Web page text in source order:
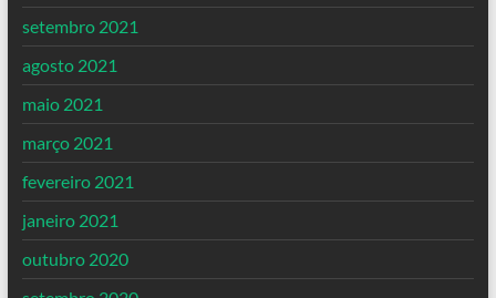
setembro 2021
agosto 2021
maio 2021
março 2021
fevereiro 2021
janeiro 2021
outubro 2020